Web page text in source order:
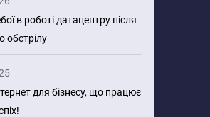
в роботі датацентру після
обстрілу
для бізнесу, що працює